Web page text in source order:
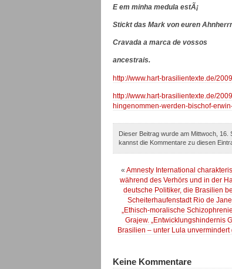
E em minha medula estÃ¡
Stickt das Mark von euren
Cravada a marca de vossos
ancestrais.
http://www.hart-brasilientexte.de/
http://www.hart-brasilientexte.de/
hingenommen-werden-bischof-
Dieser Beitrag wurde am Mittwoch,
kannst die Kommentare zu diesen
« Amnesty International
während des Verhörs und in der
deutsche Politiker, die Brasilien
Scheiterhaufenstadt Rio de
„Ethisch-moralische
Grajew. „Entwicklungshindernis
Brasilien – unter Lula
Keine Kommentare